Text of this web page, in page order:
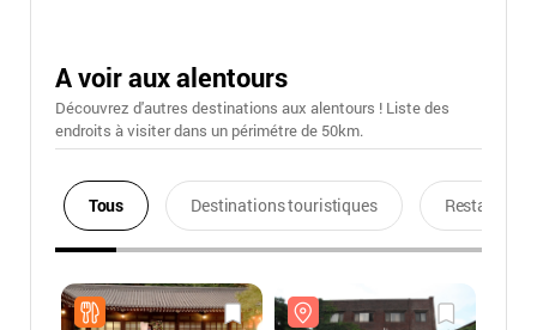
A voir aux alentours
Découvrez d'autres destinations aux alentours ! Liste des
endroits à visiter dans un périmétre de 50km.
Tous Destinations touristiques Restaurants